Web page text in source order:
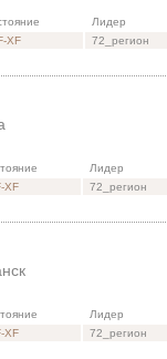
Лидер
XF 72_регион
Лидер
XF 72_регион
Лидер
XF 72_регион